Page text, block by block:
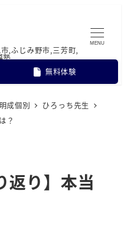
,ふじみ野市,三芳町,
塾
無料体験
MENU
成個別
ひろっち先生
？
返り】本当